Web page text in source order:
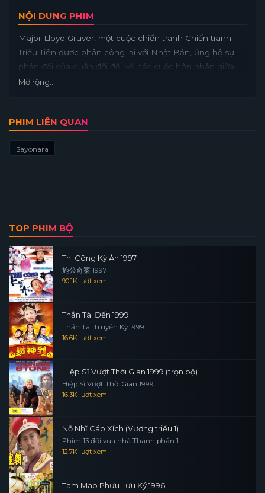
NỘI DUNG PHIM
Major Lloyd Gruver, một cuộc chiến tranh Chiến tranh
Triều Tiên được phân công lại với Nhật Bản, ủng hộ sự
phản đối của quân đội đối với các cuộc hôn nhân giữa
quân đội Mỹ và phụ nữ Nhật Bản. Nhưng đó là trước khi
vào xung đột với lực lượng không quân Hoa Kỳ và những
Mở rộng...
PHIM LIÊN QUAN
Sayonara
TOP PHIM BỘ
Thi Công Kỳ Án 1997
施公奇案 1997
90.1K lượt xem
Thần Tài Đến 1999
Thần Tài Truyền Kỳ 1999
16.6K lượt xem
Hiệp Sĩ Vượt Thời Gian 1999 (trọn bộ)
Hiệp Sĩ Vượt Thời Gian 1999
16.3K lượt xem
Nỗ Nhĩ Cáp Xích (Vương triều 1)
Phim 13 đời vua nhà Thanh phần 1
12.7K lượt xem
Tam Mao Phưu Lưu Ký 1996